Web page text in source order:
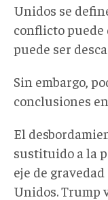
Unidos se
conflicto puede
puede ser
Sin embargo,
conclusiones
El
sustituido a la
eje de
Unidos. Trump